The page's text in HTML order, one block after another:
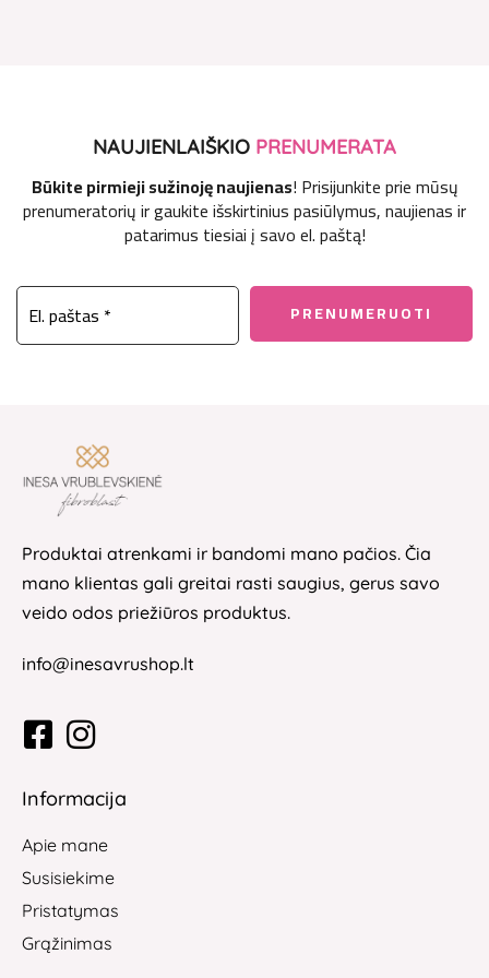
NAUJIENLAIŠKIO PRENUMERATA
Būkite pirmieji sužinoję naujienas! Prisijunkite prie mūsų
prenumeratorių ir gaukite išskirtinius pasiūlymus, naujienas ir
patarimus tiesiai į savo el. paštą!
Produktai atrenkami ir bandomi mano pačios. Čia
mano klientas gali greitai rasti saugius, gerus savo
veido odos priežiūros produktus.
info@inesavrushop.lt
Informacija
Apie mane
Susisiekime
Pristatymas
Grąžinimas